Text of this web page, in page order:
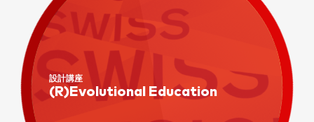
設計講座
(R)Evolutional Education